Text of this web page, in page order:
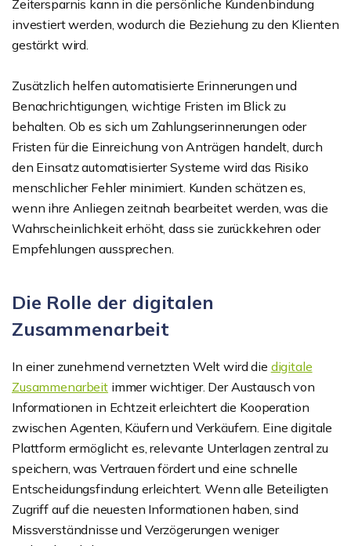
Zeitersparnis kann in die persönliche Kundenbindung
investiert werden, wodurch die Beziehung zu den Klienten
gestärkt wird.
Zusätzlich helfen automatisierte Erinnerungen und
Benachrichtigungen, wichtige Fristen im Blick zu
behalten. Ob es sich um Zahlungserinnerungen oder
Fristen für die Einreichung von Anträgen handelt, durch
den Einsatz automatisierter Systeme wird das Risiko
menschlicher Fehler minimiert. Kunden schätzen es,
wenn ihre Anliegen zeitnah bearbeitet werden, was die
Wahrscheinlichkeit erhöht, dass sie zurückkehren oder
Empfehlungen aussprechen.
Die Rolle der digitalen
Zusammenarbeit
In einer zunehmend vernetzten Welt wird die digitale
Zusammenarbeitimmer wichtiger. Der Austausch von
Informationen in Echtzeit erleichtert die Kooperation
zwischen Agenten, Käufern und Verkäufern. Eine digitale
Plattform ermöglicht es, relevante Unterlagen zentral zu
speichern, was Vertrauen fördert und eine schnelle
Entscheidungsfindung erleichtert. Wenn alle Beteiligten
Zugriff auf die neuesten Informationen haben, sind
Missverständnisse und Verzögerungen weniger